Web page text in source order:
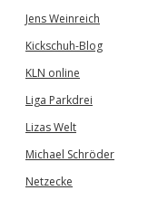
Jens Weinreich
Kickschuh-Blog
KLN online
Liga Parkdrei
Lizas Welt
Michael Schröder
Netzecke